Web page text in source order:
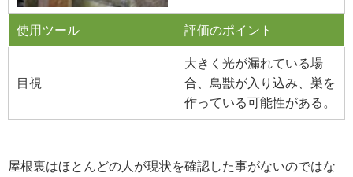
使用ツール 評価のポイント
目視
大きく光が漏れている場
合、鳥獣が入り込み、巣を
作っている可能性がある。
屋根裏はほとんどの人が現状を確認した事がないのではな